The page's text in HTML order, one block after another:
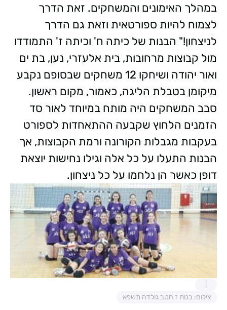
במהלך האימונים והמשחקים. זאת הדרך
לצמוח להיות ספורטאית וזאת גם הדרך
לניצחון!" הבנות של כיתה ח' וכיתה ז' התמודדו
מול קבוצות מרחובות, בית אלעזרי, נען, בת ים
ואור יהודה ושיחקו 12 משחקים שבסופם נקבע
מיקומן בטבלת הליגה, כאמור, מקום ראשון.
סבב המשחקים היה מותח במיוחד לאור סד
הזמנים הלחוץ שקבעה ההתאחדות לספורט
בעקבות מגבלות הקורונה ורמת הקבוצות, אך
הבנות התעלו על כל אלה וגילו נחישות יוצאת
דופן כאשר הן נלחמו על כל ניצחון.
צילום: בנות ז חטב גולדה תשפא